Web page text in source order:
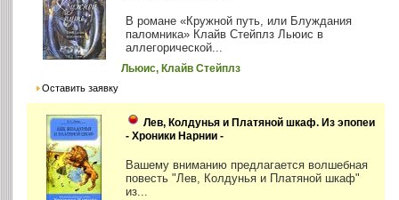
В романе «Кружной путь, или Блуждания
паломника» Клайв Стейплз Льюис в
аллегорической...
Льюис, Клайв Стейплз
Оставить заявку
Лев, Колдунья и Платяной шкаф. Из эпопеи
- Хроники Нарнии -
Вашему вниманию предлагается волшебная
повесть "Лев, Колдунья и Платяной шкаф"
из...